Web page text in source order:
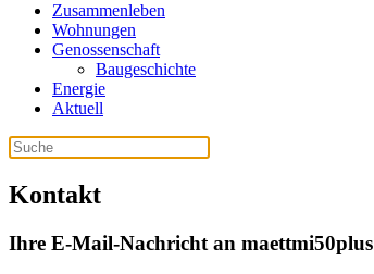
Zusammenleben
Wohnungen
Genossenschaft
Baugeschichte
Energie
Aktuell
Kontakt
Ihre E-Mail-Nachricht an maettmi50plus